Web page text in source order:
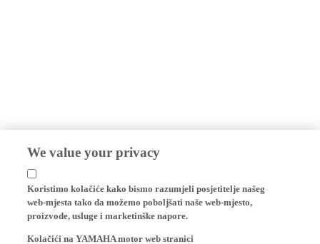
We value your privacy
Koristimo kolačiće kako bismo razumjeli posjetitelje našeg
web-mjesta tako da možemo poboljšati naše web-mjesto,
proizvode, usluge i marketinške napore.